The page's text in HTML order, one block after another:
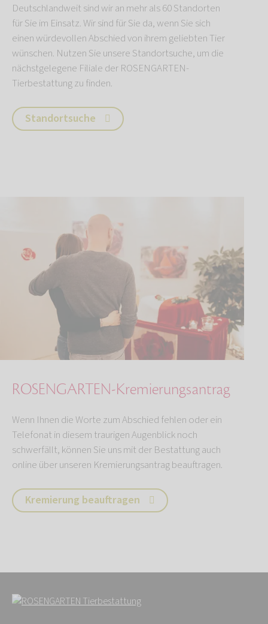
Deutschlandweit sind wir an mehr als 60 Standorten
für Sie im Einsatz. Wir sind für Sie da, wenn Sie sich
einen würdevollen Abschied von ihrem geliebten Tier
wünschen. Nutzen Sie unsere Standortsuche, um die
nächstgelegene Filiale der ROSENGARTEN-
Tierbestattung zu finden.
Standortsuche
ROSENGARTEN-Kremierungsantrag
Wenn Ihnen die Worte zum Abschied fehlen oder ein
Telefonat in diesem traurigen Augenblick noch
schwerfällt, können Sie uns mit der Bestattung auch
online über unseren Kremierungsantrag beauftragen.
Kremierung beauftragen